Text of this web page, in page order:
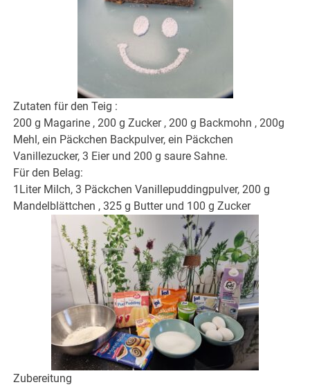
Zutaten für den Teig :
200 g Magarine , 200 g Zucker , 200 g Backmohn , 200g
Mehl, ein Päckchen Backpulver, ein Päckchen
Vanillezucker, 3 Eier und 200 g saure Sahne.
Für den Belag:
1Liter Milch, 3 Päckchen Vanillepuddingpulver, 200 g
Mandelblättchen , 325 g Butter und 100 g Zucker
Zubereitung